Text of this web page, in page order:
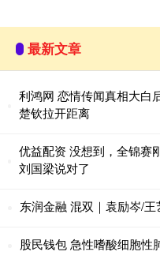
最新文章
利鸿网 恋情传闻真相大白
楚钦拉开距离
优益配资 没想到，全锦赛
刘国梁说对了
东润金融 混双｜袁励岑/
股民钱包 急性嗜酸细胞性